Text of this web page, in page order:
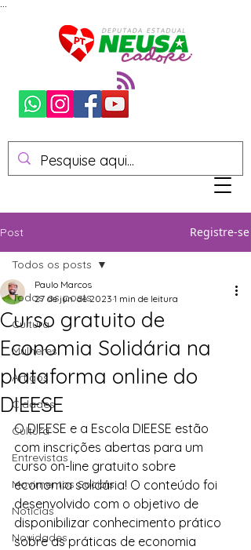
Post Registre-se
Todos os posts
Cultura
Mulheres
Artigos
Cidades
Cultura
Entrevistas
Movimentos Sociais
Notícias
Novidades
Todos os posts
Curso gratuito de
Economia Solidária na
plataforma online do
DIEESE
Paulo Marcos
27 de jun. de 2023 1 min de leitura
O DIEESE e a Escola DIEESE estão
com inscrições abertas para um
curso on-line gratuito sobre
economia solidária! O conteúdo foi
desenvolvido com o objetivo de
disponibilizar conhecimento prático
sobre as práticas de economia